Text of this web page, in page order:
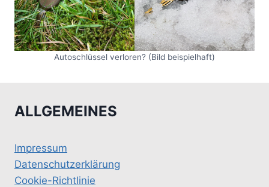
Autoschlüssel verloren? (Bild beispielhaft)
ALLGEMEINES
Impressum
Datenschutzerklärung
Cookie-Richtlinie